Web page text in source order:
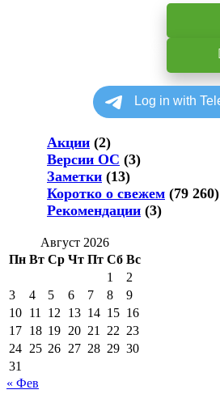
Акции (2)
Версии ОС (3)
Заметки (13)
Коротко о свежем (79 260)
Рекомендации (3)
Август 2026
Пн Вт Ср Чт Пт Сб Вс
1
2
3
4 5 6 7 8
9
10 11 12 13 14 15 16
17 18 19 20 21 22 23
24 25 26 27 28 29 30
31
« Фев